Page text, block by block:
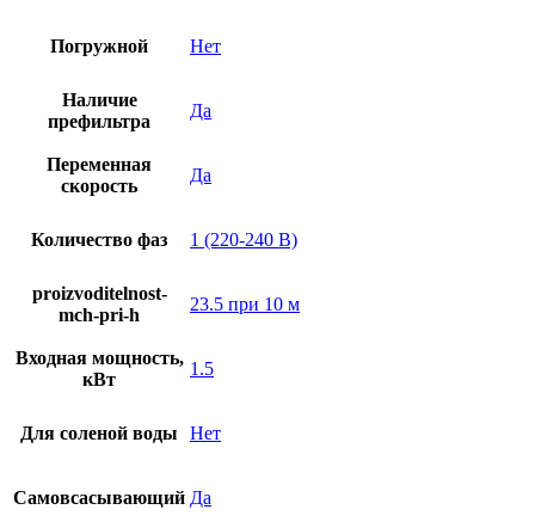
Погружной Нет
Наличие
префильтра
Да
Переменная
скорость
Да
Количество фаз 1 (220-240 В)
proizvoditelnost-
mch-pri-h
23.5 при 10 м
Входная мощность,
кВт
1.5
Для соленой воды Нет
Самовсасывающий Да